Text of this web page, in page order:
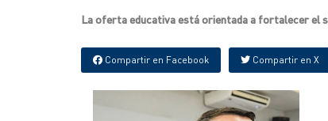
La oferta educativa está orientada a fortalecer el
Compartir en Facebook Compartir en X